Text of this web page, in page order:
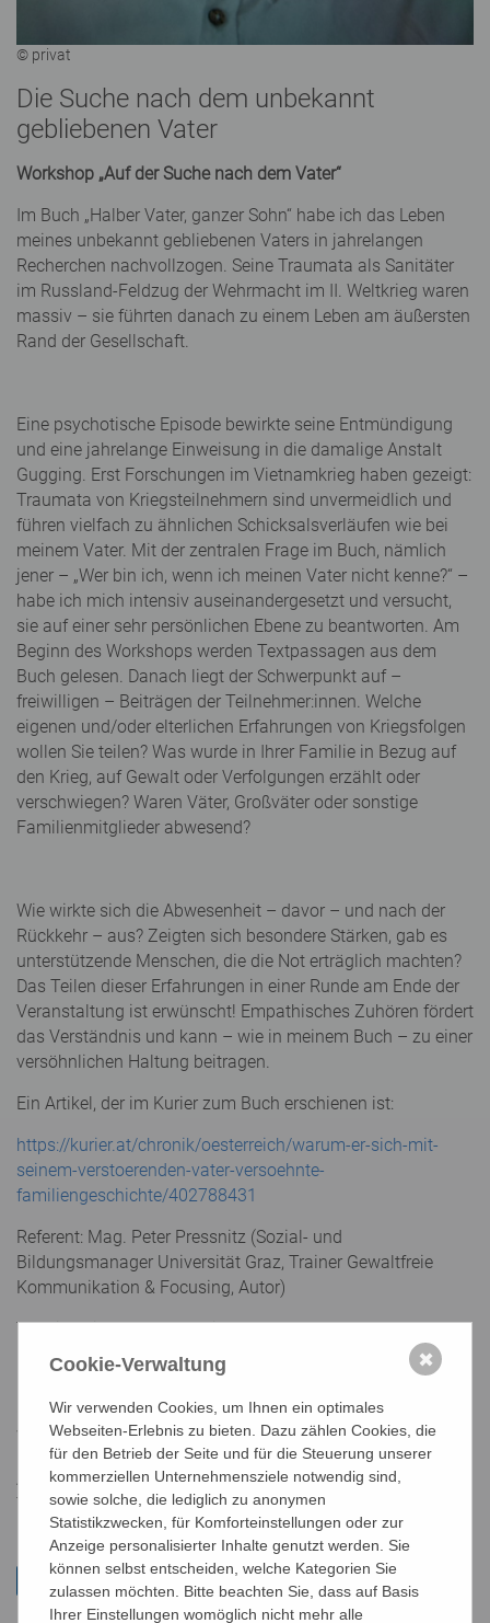
© privat
Die Suche nach dem unbekannt
gebliebenen Vater
Workshop „Auf der Suche nach dem Vater“
Im Buch „Halber Vater, ganzer Sohn“ habe ich das Leben
meines unbekannt gebliebenen Vaters in jahrelangen
Recherchen nachvollzogen. Seine Traumata als Sanitäter
im Russland-Feldzug der Wehrmacht im II. Weltkrieg waren
massiv – sie führten danach zu einem Leben am äußersten
Rand der Gesellschaft.
Eine psychotische Episode bewirkte seine Entmündigung
und eine jahrelange Einweisung in die damalige Anstalt
Gugging. Erst Forschungen im Vietnamkrieg haben gezeigt:
Traumata von Kriegsteilnehmern sind unvermeidlich und
führen vielfach zu ähnlichen Schicksalsverläufen wie bei
meinem Vater. Mit der zentralen Frage im Buch, nämlich
jener – „Wer bin ich, wenn ich meinen Vater nicht kenne?“ –
habe ich mich intensiv auseinandergesetzt und versucht,
sie auf einer sehr persönlichen Ebene zu beantworten. Am
Beginn des Workshops werden Textpassagen aus dem
Buch gelesen. Danach liegt der Schwerpunkt auf –
freiwilligen – Beiträgen der Teilnehmer:innen. Welche
eigenen und/oder elterlichen Erfahrungen von Kriegsfolgen
wollen Sie teilen? Was wurde in Ihrer Familie in Bezug auf
den Krieg, auf Gewalt oder Verfolgungen erzählt oder
verschwiegen? Waren Väter, Großväter oder sonstige
Familienmitglieder abwesend?
Wie wirkte sich die Abwesenheit – davor – und nach der
Rückkehr – aus? Zeigten sich besondere Stärken, gab es
unterstützende Menschen, die die Not erträglich machten?
Das Teilen dieser Erfahrungen in einer Runde am Ende der
Veranstaltung ist erwünscht! Empathisches Zuhören fördert
das Verständnis und kann – wie in meinem Buch – zu einer
versöhnlichen Haltung beitragen.
Ein Artikel, der im Kurier zum Buch erschienen ist:
https://kurier.at/chronik/oesterreich/warum-er-sich-mit-
seinem-verstoerenden-vater-versoehnte-
familiengeschichte/402788431
Referent: Mag. Peter Pressnitz (Sozial- und
Bildungsmanager Universität Graz, Trainer Gewaltfreie
Kommunikation & Focusing, Autor)
Termin: Mittwoch, 24. April 2024, 18.30–20.00 Uhr
Kosten: 20,–
Ort: Bildungszentrum Floridsdorf, Zaunscherbgasse 4, 1210
Wien
Anm. erforderlich: bildungszentrum@bildungswerk.at oder
Tel. 01/51 552-5108
Cookie-Verwaltung
Wir verwenden Cookies, um Ihnen ein optimales
Webseiten-Erlebnis zu bieten. Dazu zählen Cookies, die
für den Betrieb der Seite und für die Steuerung unserer
kommerziellen Unternehmensziele notwendig sind,
sowie solche, die lediglich zu anonymen
Statistikzwecken, für Komforteinstellungen oder zur
Anzeige personalisierter Inhalte genutzt werden. Sie
können selbst entscheiden, welche Kategorien Sie
zulassen möchten. Bitte beachten Sie, dass auf Basis
Ihrer Einstellungen womöglich nicht mehr alle
✖